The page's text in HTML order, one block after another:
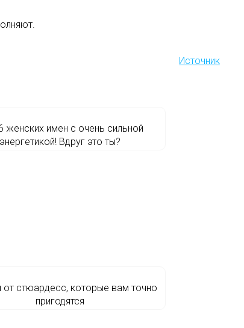
Источник
женских имен с очень сильной
энергетикой! Вдруг это ты?
от стюардесс, которые вам точно
пригодятся